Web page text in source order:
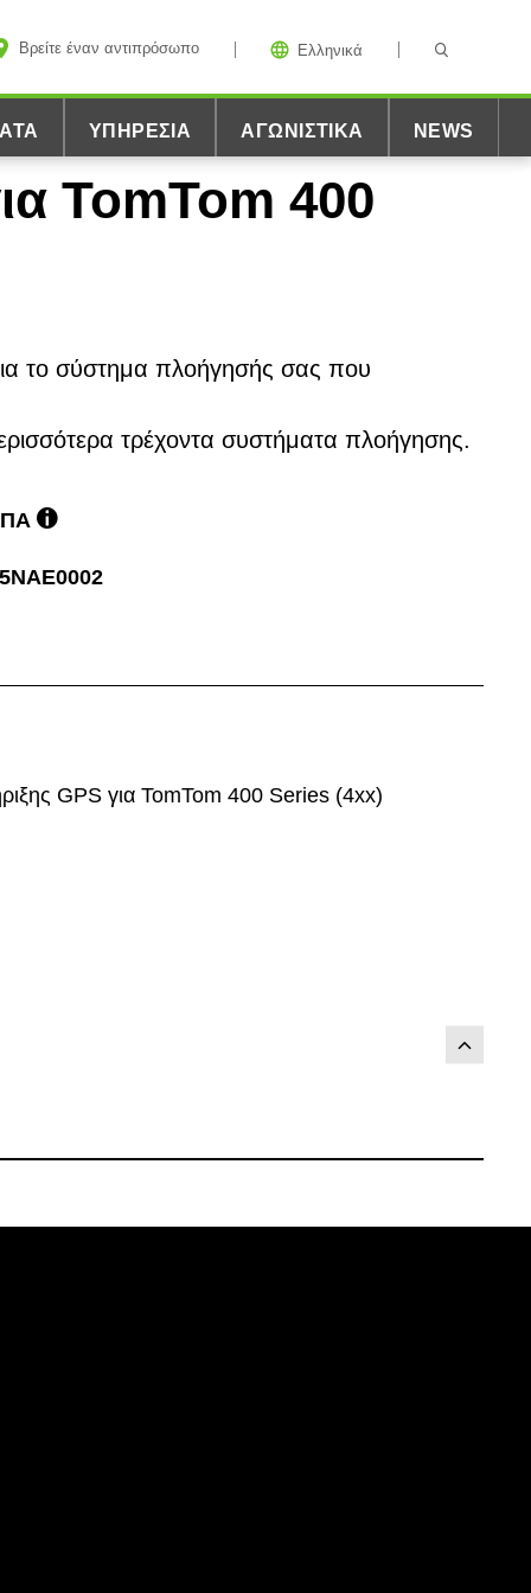
Βρείτε έναν αντιπρόσωπο Ελληνικά
ΥΠΗΡΕΣΊΑ ΑΓΩΝΙΣΤΙΚΆ NEWS
TomTom 400
το σύστημα πλοήγησής σας που
τρέχοντα συστήματα πλοήγησης.
GPS για TomTom 400 Series (4xx)